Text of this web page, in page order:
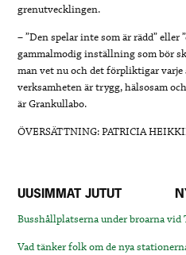
grenutvecklingen.
– ”Den spelar inte som är rädd”
gammalmodig inställning som bör
man vet nu och det förpliktigar
verksamheten är trygg, hälsosam
är Grankullabo.
ÖVERSÄTTNING: PATRICIA
UUSIMMAT JUTUT
Busshållplatserna under broarna vid
Vad tänker folk om de nya